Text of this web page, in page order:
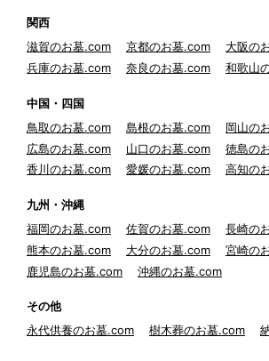
関西
滋賀のお墓.com
京都のお墓.com
大阪の
兵庫のお墓.com
奈良のお墓.com 和歌山
中国・四国
鳥取のお墓.com
島根のお墓.com
岡山の
広島のお墓.com
山口のお墓.com
徳島の
香川のお墓.com
愛媛のお墓.com 高知の
九州・沖縄
福岡のお墓.com
佐賀のお墓.com
長崎の
熊本のお墓.com
大分のお墓.com
宮崎の
鹿児島のお墓.com
沖縄のお墓.com
その他
永代供養のお墓.com
樹木葬のお墓.com